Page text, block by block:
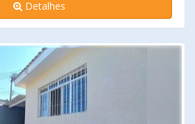
você curtir os melhores
que ama. Além de sala de
garagem. Imóvel elegante e
de primeira linha. Não perca
conosco e agende uma visita!
Detalhes